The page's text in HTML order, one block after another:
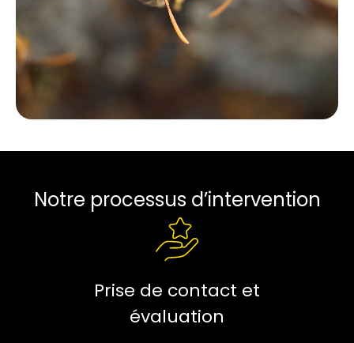
Notre processus d’intervention
Prise de contact et
évaluation